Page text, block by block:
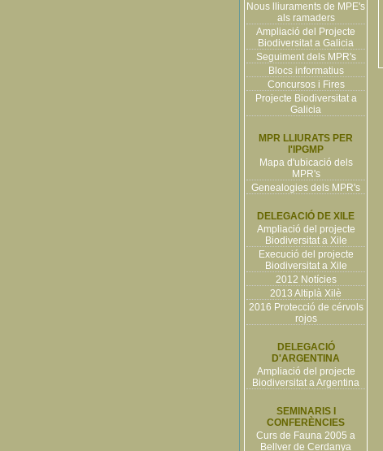
Nous lliuraments de MPE's
als ramaders
Ampliació del Projecte
Biodiversitat a Galicia
Seguiment dels MPR's
Blocs informatius
Concursos i Fires
Projecte Biodiversitat a
Galicia
MPR LLIURATS PER
l'IPGMP
Mapa d'ubicació dels
MPR's
Genealogies dels MPR's
DELEGACIÓ DE XILE
Ampliació del projecte
Biodiversitat a Xile
Execució del projecte
Biodiversitat a Xile
2012 Notícies
2013 Altiplà Xilè
2016 Protecció de cérvols
rojos
DELEGACIÓ
D'ARGENTINA
Ampliació del projecte
Biodiversitat a Argentina
SEMINARIS I
CONFERÈNCIES
Curs de Fauna 2005 a
Bellver de Cerdanya